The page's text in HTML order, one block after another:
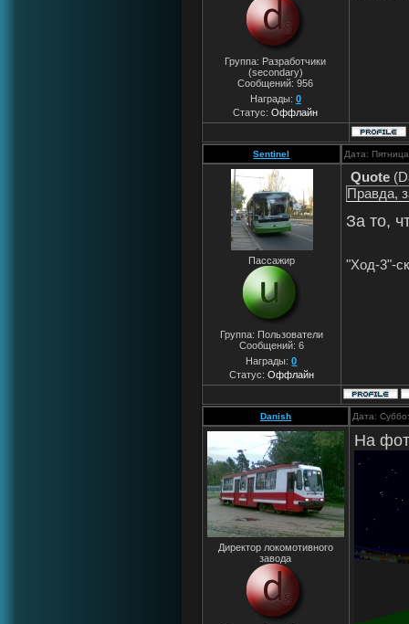
Группа: Разработчики
(secondary)
Сообщений:956
Награды: 0
Статус:Оффлайн
Sentinel Дата:
Пассажир
Группа: Пользователи
Сообщений: 6
Награды:0
Статус: Оффлайн
Quote (
Правда,
За то,
"Ход-3"-
Danish Дата:
Директор локомотивного
завода
На